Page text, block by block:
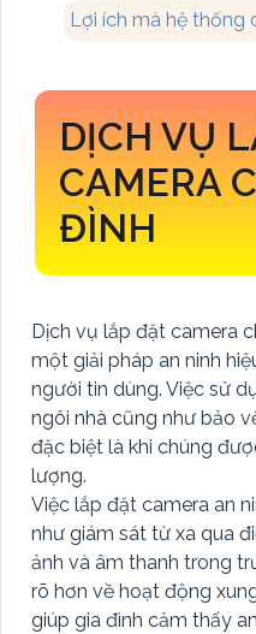
Lợi ích mà hệ thống
DỊCH VỤ
CAMERA
ĐÌNH
Dịch vụ lắp đặt camera
một giải pháp an ninh
người tin dùng. Việc sử
ngôi nhà cũng như bảo
đặc biệt là khi chúng
lượng.
Việc lắp đặt camera an
như giám sát từ xa qua
ảnh và âm thanh trong
rõ hơn về hoạt động
giúp gia đình cảm thấy